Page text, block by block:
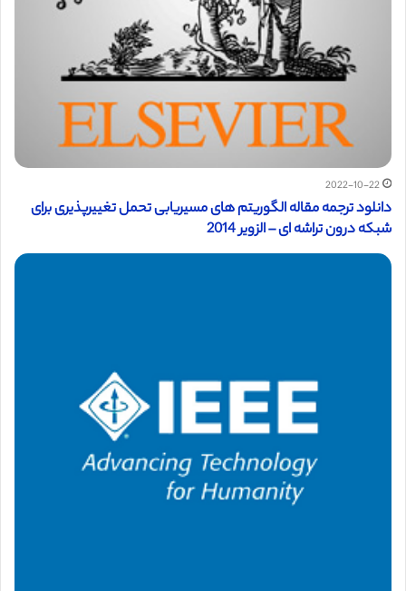
2022-10-22
دانلود ترجمه مقاله الگوریتم های مسیریابی تحمل تغییرپذیری برای
شبکه درون تراشه ای – الزویر 2014